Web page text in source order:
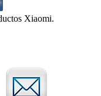
Xiaomi.